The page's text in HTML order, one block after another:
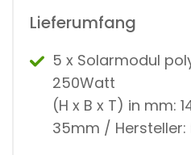
Lieferumfang
5 x Solarmodul
250Watt
(H x B x T) in mm:
35mm / Hersteller: